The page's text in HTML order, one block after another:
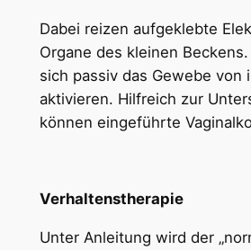
Dabei reizen aufgeklebte
Organe des kleinen
sich passiv das Gewebe von
aktivieren. Hilfreich zur
können eingeführte
Verhaltenstherapie
Unter Anleitung wird der